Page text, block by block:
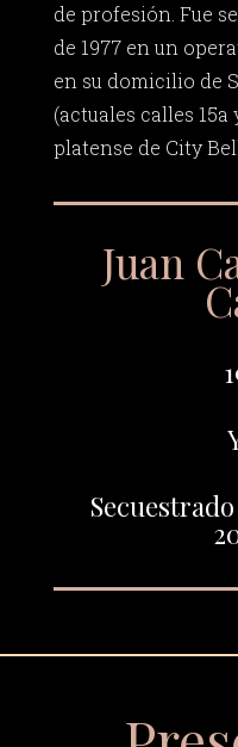
de profesión. Fue
de 1977 en un
en su domicilio de
(actuales calles
platense de City
Juan